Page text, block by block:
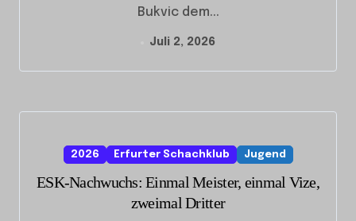
Bukvic dem...
Juli 2, 2026
2026 Erfurter Schachklub Jugend
ESK-Nachwuchs: Einmal Meister, einmal Vize,
zweimal Dritter